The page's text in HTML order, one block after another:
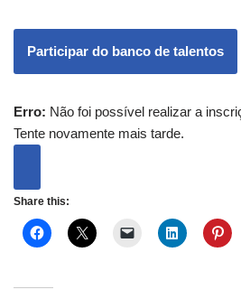
Participar do banco de talentos
Erro: Não foi possível realizar a
Tente novamente mais tarde.
Share this: